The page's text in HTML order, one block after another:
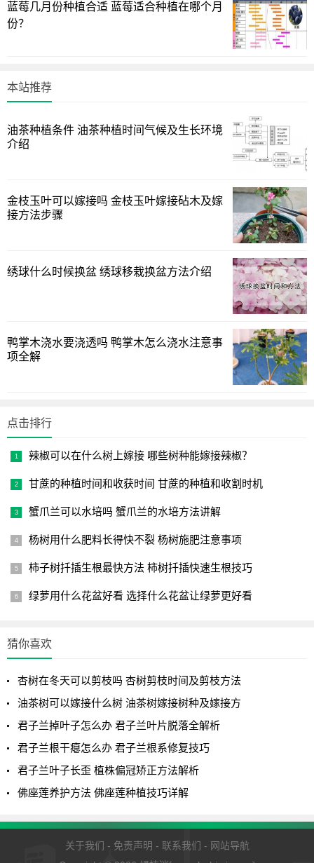
二、注意事项
若根系生长比较长就要适当的剪短。另外，根系在水中容易
腐烂，发现烂根后需要将根系清洗干净，并将烂掉的部位剪
上述分享的绿萝可以水养吗以及详解绿萝的水培技巧的详
细讲解，希望本文能给你带来绿植管理上的帮助！
蓝莓几月份种植合适 蓝莓适合种植在哪个月
份？
本站推荐
油茶种植条件 油茶种植时间气候及生长环境
介绍
金枝玉叶可以嫁接吗 金枝玉叶嫁接砧木及嫁
接方法步骤
绣球什么时候换盆 绣球移栽换盆方法介绍
鸭掌木浇水要浇透吗 鸭掌木怎么浇水注意事
项全解
点击排行
辣椒可以在什么树上嫁接 哪些树种能嫁接辣椒？
甘蔗的种植时间和收获时间 甘蔗的种植和收割时机
蟹爪兰可以水培吗 蟹爪兰的水培方法讲解
杨树用什么肥料长得快不裂 杨树施肥注意事项
柿子树扦插生根最快方法 柿树扦插快速生根技巧
绿萝用什么花盆好看 选择什么花盆让绿萝更好看
猜你喜欢
杏树在冬天可以剪枝吗 杏树剪枝时间及剪枝方法
油茶树可以嫁接什么树 油茶树嫁接树种及嫁接方
君子兰掉叶子怎么办 君子兰叶片脱落全解析
君子兰根干瘪怎么办 君子兰根系修复技巧
君子兰叶子长歪 植株偏冠矫正方法解析
佛座莲养护方法 佛座莲种植技巧详解
关于我们 - 免责声明 - 联系我们 - 网站导航